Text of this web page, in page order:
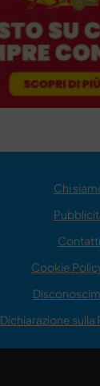
Chi
Contatti
Cookie
Dichiarazione sulla